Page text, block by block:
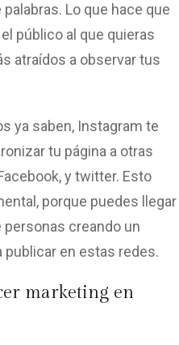
Lo que hace que
público al que quieras
atraídos a observar tus
ya saben, Instagram te
tu página a otras
y twitter. Esto
porque puedes llegar
personas creando un
en estas redes.
marketing en